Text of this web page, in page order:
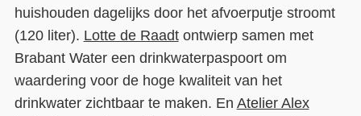
huishouden dagelijks door het afvoerputje stroomt
(120 liter). Lotte de Raadtontwierp samen met
Brabant Water een drinkwaterpaspoort om
waardering voor de hoge kwaliteit van het
drinkwater zichtbaar te maken. En Atelier Alex